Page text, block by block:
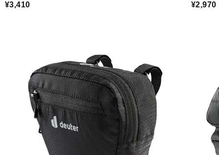
¥3,410 ¥2,970